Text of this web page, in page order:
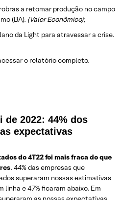
a retomar produção no campo
(BA). (Valor Econômico);
da Light para atravessar a crise.
o relatório completo.
de 2022: 44% dos
expectativas
do 4T22 foi mais fraca do que
. 44% das empresas que
superaram nossas estimativas
linha e 47% ficaram abaixo. Em